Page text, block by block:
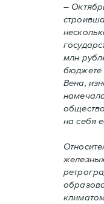
–
млн
бюджете
Вена,
на себя